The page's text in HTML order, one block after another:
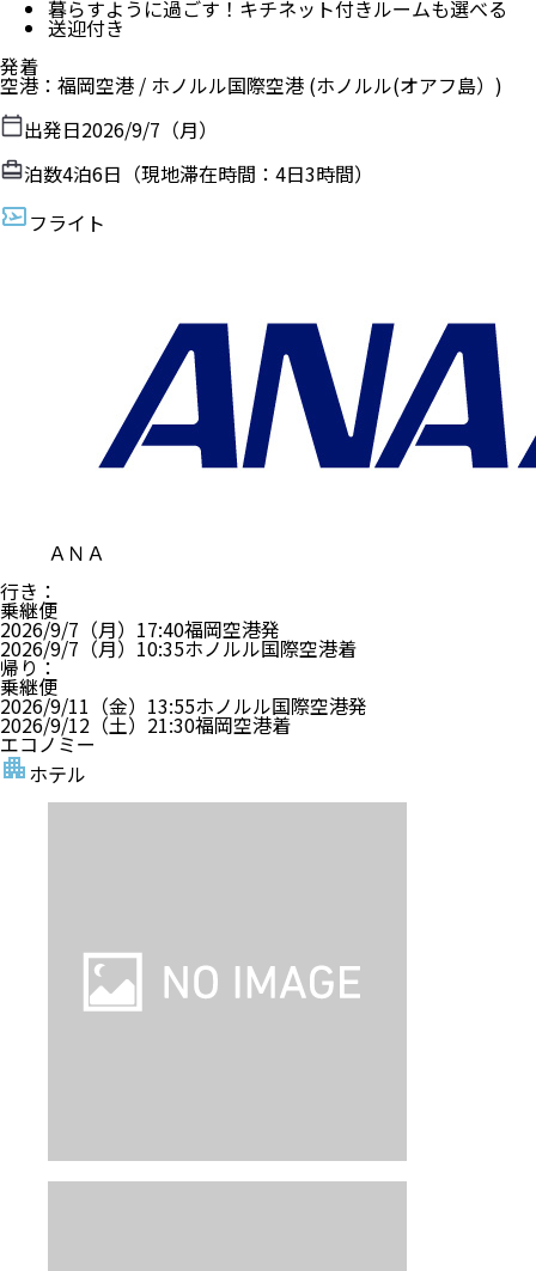
暮らすように過ごす！キチネット付きルームも選べる
送迎付き
発着
空港 ： 福岡空港 / ホノルル国際空港 (ホノルル(オアフ島）)
出発日2026/9/7（月）
泊数4泊6日（現地滞在時間： 4日3時間）
フライト
ＡＮＡ
行き ：
乗継便
2026/9/7（月） 17:40福岡空港発
2026/9/7（月） 10:35ホノルル国際空港着
帰り ：
乗継便
2026/9/11（金） 13:55ホノルル国際空港発
2026/9/12（土） 21:30福岡空港着
エコノミー
ホテル